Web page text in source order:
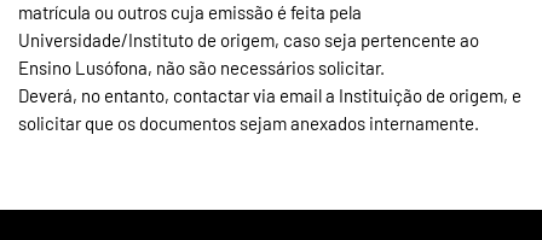
matrícula ou outros cuja emissão é feita pela
Universidade/Instituto de origem, caso seja pertencente ao
Ensino Lusófona, não são necessários solicitar.
Deverá, no entanto, contactar via email a Instituição de origem, e
solicitar que os documentos sejam anexados internamente.